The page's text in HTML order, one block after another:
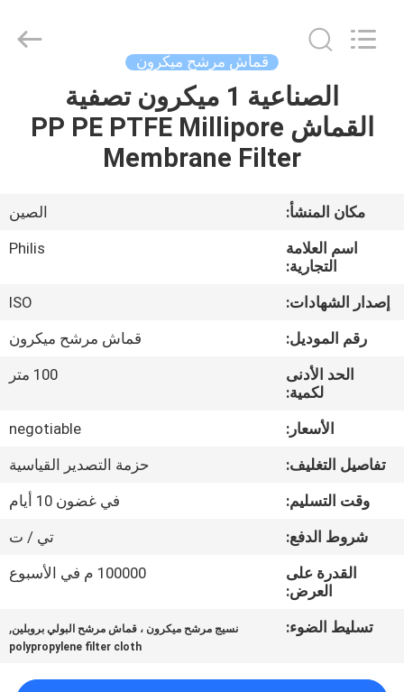
الصفحة
الرئيسية
معلومات
جولة
مراقبة
الجودة
اتصل
اطلب
Technology
قماش مرشح ميكرون
الصناعية 1 ميكرون تصفية
القماش PP PE PTFE Millipore
Membrane Filter
مكان المنشأ:
الصين
اسم العلامة
التجارية:
Philis
إصدار الشهادات:
ISO
رقم الموديل:
قماش مرشح ميكرون
الحد الأدنى
لكمية:
100 متر
الأسعار:
negotiable
تفاصيل التغليف:
حزمة التصدير القياسية
وقت التسليم:
في غضون 10 أيام
شروط الدفع:
تي / ت
القدرة على
العرض:
100000 م في الأسبوع
تسليط الضوء: نسيج مرشح ميكرون ، قماش مرشح البولي بروبلين,
polypropylene filter cloth